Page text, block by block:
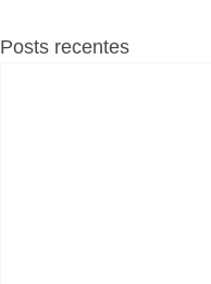
Posts recentes